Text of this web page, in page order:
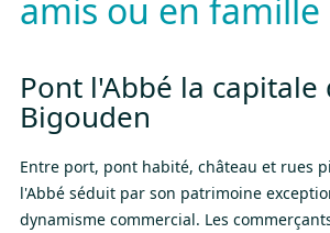
amis ou en famille
Pont l'Abbé la capitale
Bigouden
Entre port, pont habité, château et rues
l'Abbé séduit par son patrimoine
dynamisme commercial. Les